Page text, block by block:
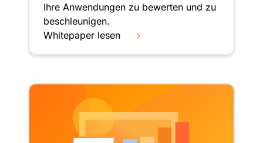
Ihre Anwendungen zu bewerten und zu
beschleunigen.
Whitepaper lesen